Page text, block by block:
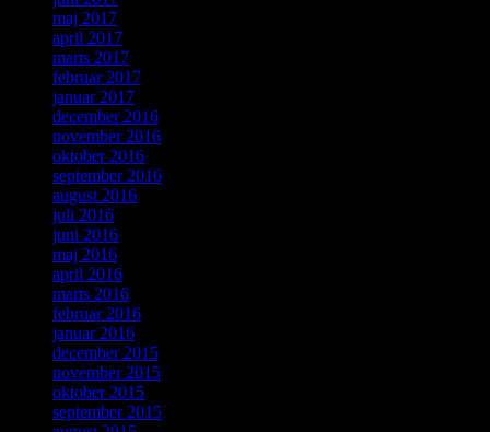
maj 2017
april 2017
marts 2017
februar 2017
januar 2017
december 2016
november 2016
oktober 2016
september 2016
august 2016
juli 2016
juni 2016
maj 2016
april 2016
marts 2016
februar 2016
januar 2016
december 2015
november 2015
oktober 2015
september 2015